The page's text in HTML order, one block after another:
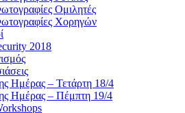
Ομιλητές
Χορηγών
2018
Ημέρας – Τετάρτη 18/4
Ημέρας – Πέμπτη 19/4